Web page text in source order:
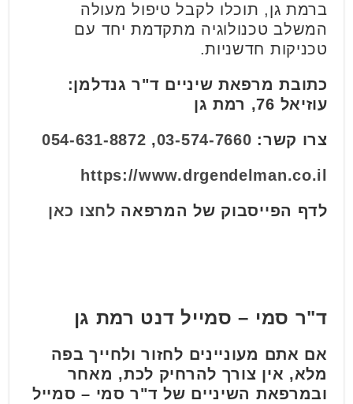
ברמת גן, תוכלו לקבל טיפול מעולה
המשלב טכנולוגיה מתקדמת יחד עם
טכניקות חדשניות.
כתובת מרפאת שיניים ד"ר גנדלמן:
עוזיאל 76, רמת גן
צרו קשר: 03-574-7660
,
054-631-8872
https://www.drgendelman.co.il
לדף הפייסבוק של המרפאה לחצו כאן
ד"ר סמי – סמייל דנט רמת גן
אם אתם מעוניינים לחזור ולחייך בפה
מלא, אין צורך להרחיק לכת, מאחר
ובמרפאת השיניים של ד"ר סמי – סמייל